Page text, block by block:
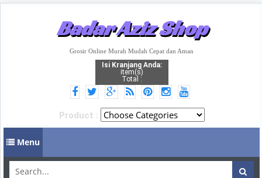
Badar Aziz Shop
Grosir Online Murah Mudah Cepat dan Aman
Isi Kranjang Anda:
item(s)
Total :
Product :
Menu